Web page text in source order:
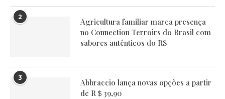
2
Agricultura familiar marca presença
no Connection Terroirs do Brasil com
sabores autênticos do RS
3
Abbraccio lança novas opções a partir
de R＄39,90